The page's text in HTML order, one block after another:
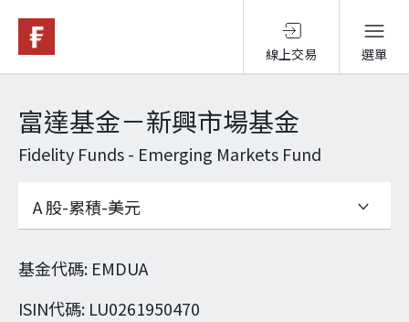
線上交易 選單
基金與配息
永續投資
投資洞見
富達基金－新興市場基金
Fidelity Funds - Emerging Markets Fund
基金代碼: EMDUA
ISIN代碼: LU0261950470